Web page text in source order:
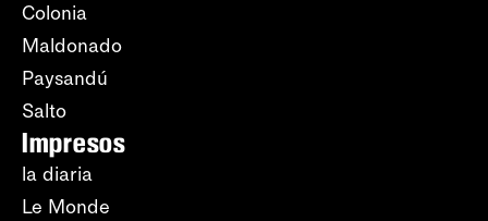
Colonia
Maldonado
Paysandú
Salto
Impresos
la diaria
Le Monde